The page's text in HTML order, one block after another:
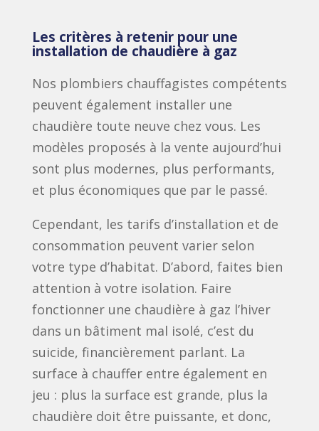
Les critères à retenir pour une
installation de chaudière à gaz
Nos plombiers chauffagistes compétents
peuvent également installer une
chaudière toute neuve chez vous. Les
modèles proposés à la vente aujourd’hui
sont plus modernes, plus performants,
et plus économiques que par le passé.
Cependant, les tarifs d’installation et de
consommation peuvent varier selon
votre type d’habitat. D’abord, faites bien
attention à votre isolation. Faire
fonctionner une chaudière à gaz l’hiver
dans un bâtiment mal isolé, c’est du
suicide, financièrement parlant. La
surface à chauffer entre également en
jeu : plus la surface est grande, plus la
chaudière doit être puissante, et donc,